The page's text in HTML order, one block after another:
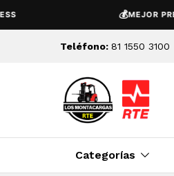
MEJOR PRECIO
Teléfono: 81 1550 3100
Categorías
Descripción